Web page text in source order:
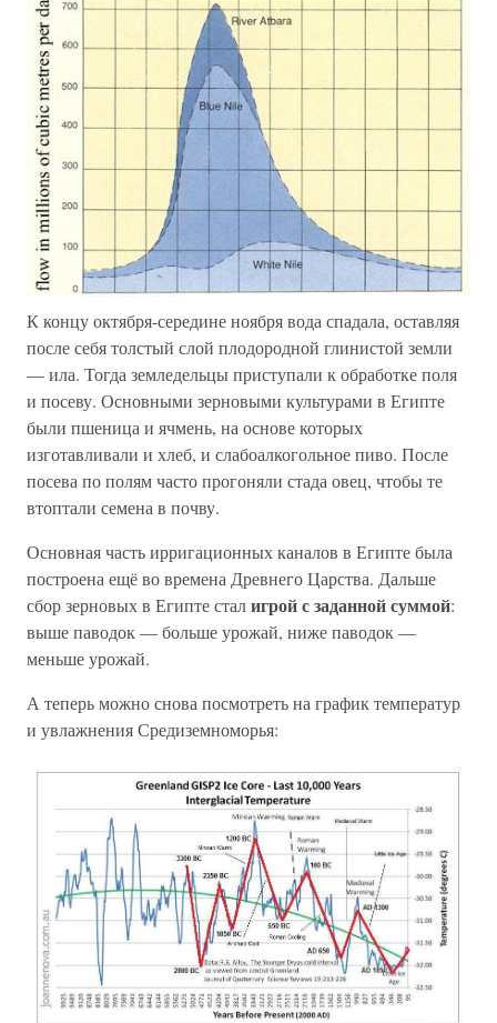
К концу октября-середине ноября вода спадала, оставляя
после себя толстый слой плодородной глинистой земли
— ила. Тогда земледельцы приступали к обработке поля
и посеву. Основными зерновыми культурами в Египте
были пшеница и ячмень, на основе которых
изготавливали и хлеб, и слабоалкогольное пиво. После
посева по полям часто прогоняли стада овец, чтобы те
втоптали семена в почву.
Основная часть ирригационных каналов в Египте была
построена ещё во времена Древнего Царства. Дальше
сбор зерновых в Египте сталигрой с заданной суммой:
выше паводок — больше урожай, ниже паводок —
меньше урожай.
А теперь можно снова посмотреть на график температур
и увлажнения Средиземноморья: